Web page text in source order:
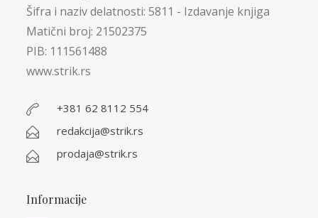
Šifra i naziv delatnosti: 5811 - Izdavanje knjiga
Matični broj: 21502375
PIB: 111561488
www.strik.rs
+381 62 8112 554
redakcija@strik.rs
prodaja@strik.rs
Informacije